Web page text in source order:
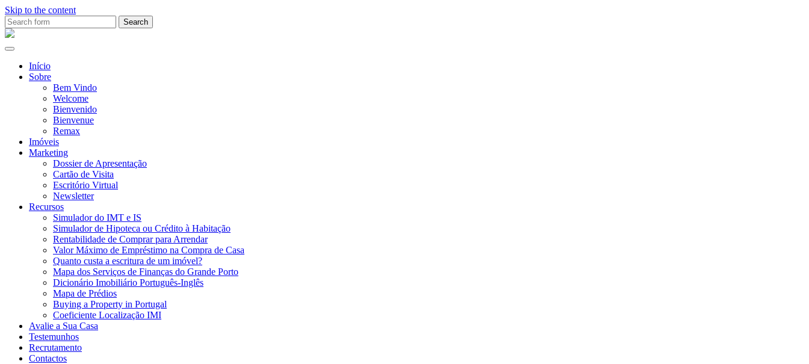
Skip to the content
Search
for:Ana
Início
Sobre
Bem Vindo
Welcome
Bienvenido
Bienvenue
Remax
Imóveis
Marketing
Dossier de Apresentação
Cartão de Visita
Escritório Virtual
Newsletter
Recursos
Simulador do IMT e IS
Simulador de Hipoteca ou Crédito à Habitação
Rentabilidade de Comprar para Arrendar
Valor Máximo de Empréstimo na Compra de Casa
Quanto custa a escritura de um imóvel?
Mapa dos Serviços de Finanças do Grande Porto
Dicionário Imobiliário Português-Inglês
Mapa de Prédios
Buying a Property in Portugal
Coeficiente Localização IMI
Avalie a Sua Casa
Testemunhos
Recrutamento
Contactos